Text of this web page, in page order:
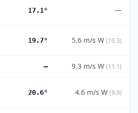
17.1° —
19.7° 5.6 m/s W (10.3)
— 9.3 m/s W (11.1)
20.6° 4.6 m/s W (9.9)